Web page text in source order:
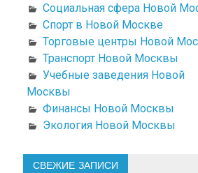
Социальная сфера Новой
Спорт в Новой Москве
Торговые центры Новой
Транспорт Новой Москвы
Учебные заведения Новой
Москвы
Финансы Новой Москвы
Экология Новой Москвы
СВЕЖИЕ ЗАПИСИ